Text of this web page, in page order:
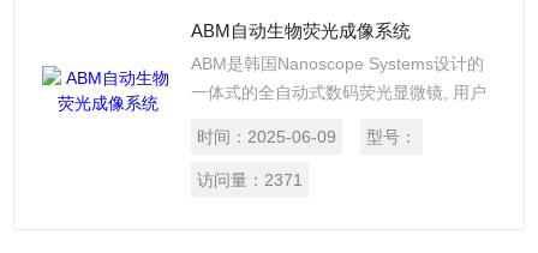
ABM自动生物荧光成像系统
ABM是韩国Nanoscope Systems设计的
一体式的全自动式数码荧光显微镜, 用户
物镜，调节LED强度，Image Channel，
也可以通过Jog Dial手动调节物镜及X,Y
时间： 2025-06-09 型号：
访问量： 2371